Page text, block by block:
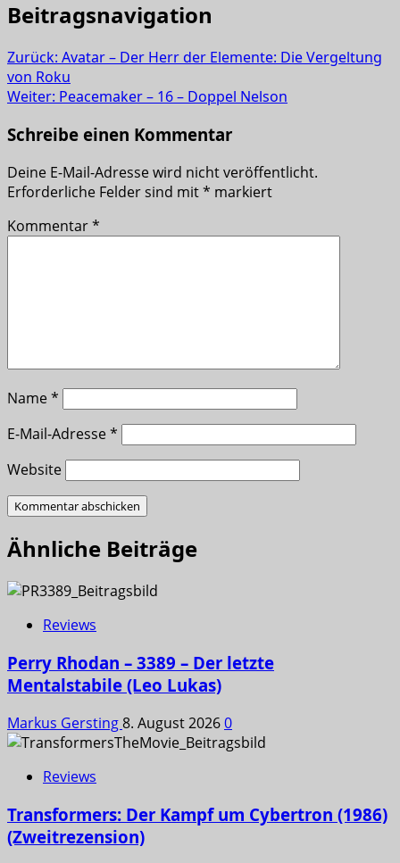
Beitragsnavigation
Zurück: Avatar – Der Herr der Elemente: Die Vergeltung
von Roku
Weiter: Peacemaker – 16 – Doppel Nelson
Schreibe einen Kommentar
Deine E-Mail-Adresse wird nicht veröffentlicht.
Erforderliche Felder sind mit* markiert
Kommentar*
Name*
E-Mail-Adresse*
Website
Ähnliche Beiträge
Reviews
Perry Rhodan – 3389 – Der letzte
Mentalstabile (Leo Lukas)
Markus Gersting8. August 20260
Reviews
Transformers: Der Kampf um Cybertron (1986)
(Zweitrezension)